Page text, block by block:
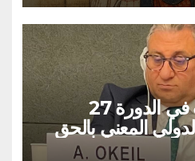
ايمن عقيل يتحدث في الدورة 27
المعني بالحق